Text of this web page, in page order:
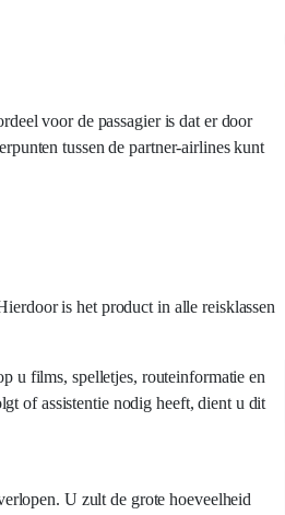
voor de passagier is dat er door
tussen de partner-airlines kunt
is het product in alle reisklassen
u films, spelletjes, routeinformatie en
of assistentie nodig heeft, dient u dit
U zult de grote hoeveelheid